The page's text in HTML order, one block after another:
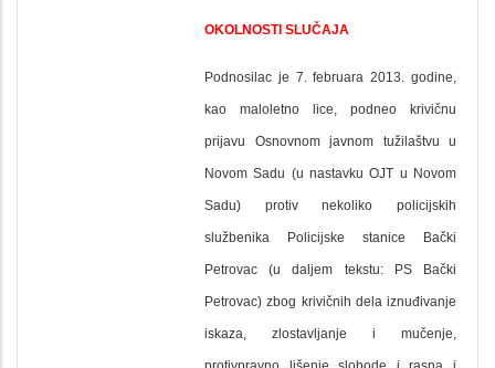
OKOLNOSTI SLUČAJA
Podnosilac je 7. februara 2013. godine,
kao maloletno lice, podneo krivičnu
prijavu Osnovnom javnom tužilaštvu u
Novom Sadu (u nastavku OJT u Novom
Sadu) protiv nekoliko policijskih
službenika Policijske stanice Bački
Petrovac (u daljem tekstu: PS Bački
Petrovac) zbog krivičnih dela iznuđivanje
iskaza, zlostavljanje i mučenje,